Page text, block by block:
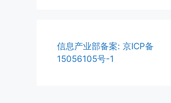
信息产业部备案: 京ICP备
15056105号-1